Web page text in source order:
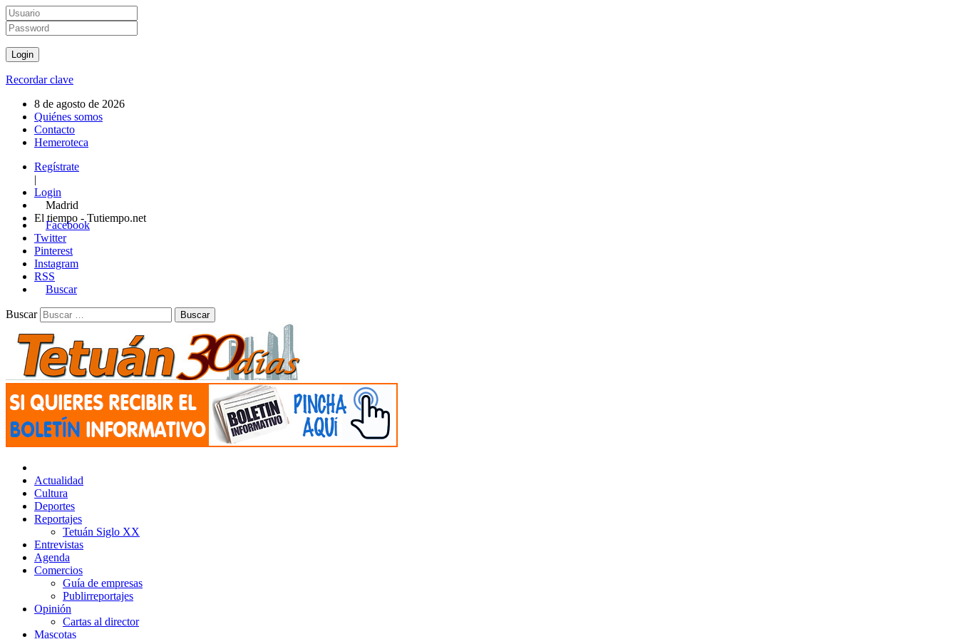
Recordar clave
8 de agosto de 2026
Quiénes somos
Contacto
Hemeroteca
Regístrate
|
Login
Madrid
El tiempo - Tutiempo.net
Facebook
Twitter
Pinterest
Instagram
RSS
Buscar
Buscar
Actualidad
Cultura
Deportes
Reportajes
Tetuán Siglo XX
Entrevistas
Agenda
Comercios
Guía de empresas
Publirreportajes
Opinión
Cartas al director
Mascotas